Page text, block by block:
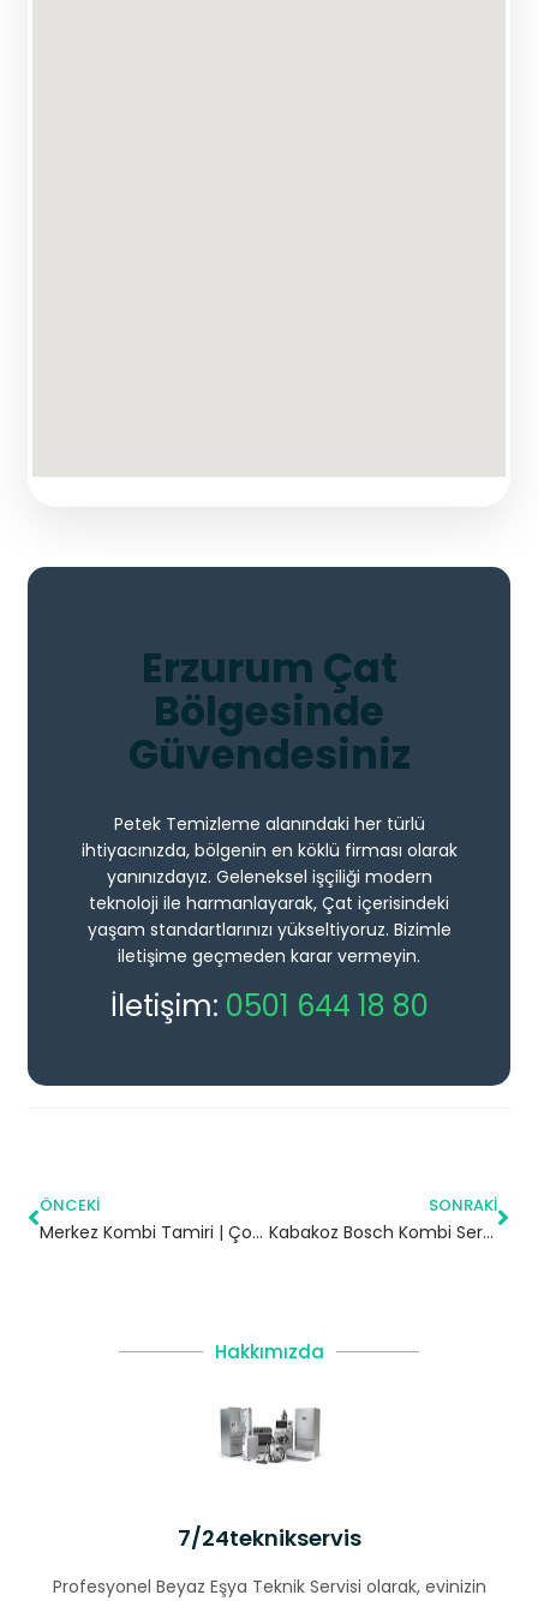
Erzurum Çat
Bölgesinde
Güvendesiniz
Petek Temizleme alanındaki her türlü
ihtiyacınızda, bölgenin en köklü firması olarak
yanınızdayız. Geleneksel işçiliği modern
teknoloji ile harmanlayarak, Çat içerisindeki
yaşam standartlarınızı yükseltiyoruz. Bizimle
iletişime geçmeden karar vermeyin.
İletişim: 0501 644 18 80
ÖNCEKI
Merkez Kombi Tamiri | Çorum
SONRAKI
Kabakoz Bosch Kombi Servisi – Şile Yetkili Servis
Hakkımızda
7/24teknikservis
Profesyonel Beyaz Eşya Teknik Servisi olarak, evinizin